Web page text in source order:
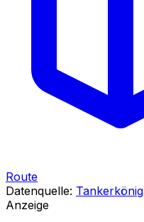
Route
Datenquelle: Tankerkönig
Anzeige